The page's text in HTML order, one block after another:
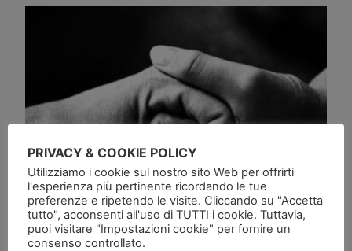
PRIVACY & COOKIE POLICY
Utilizziamo i cookie sul nostro sito Web per offrirti
l'esperienza più pertinente ricordando le tue
preferenze e ripetendo le visite. Cliccando su "Accetta
tutto", acconsenti all'uso di TUTTI i cookie. Tuttavia,
puoi visitare "Impostazioni cookie" per fornire un
consenso controllato.